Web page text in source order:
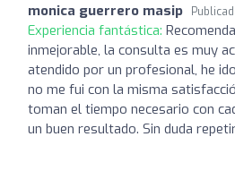
monica guerrero masip
Experiencia fantástica:
inmejorable, la consulta es muy
atendido por un profesional, he
no me fui con la misma
toman el tiempo necesario con
un buen resultado. Sin duda